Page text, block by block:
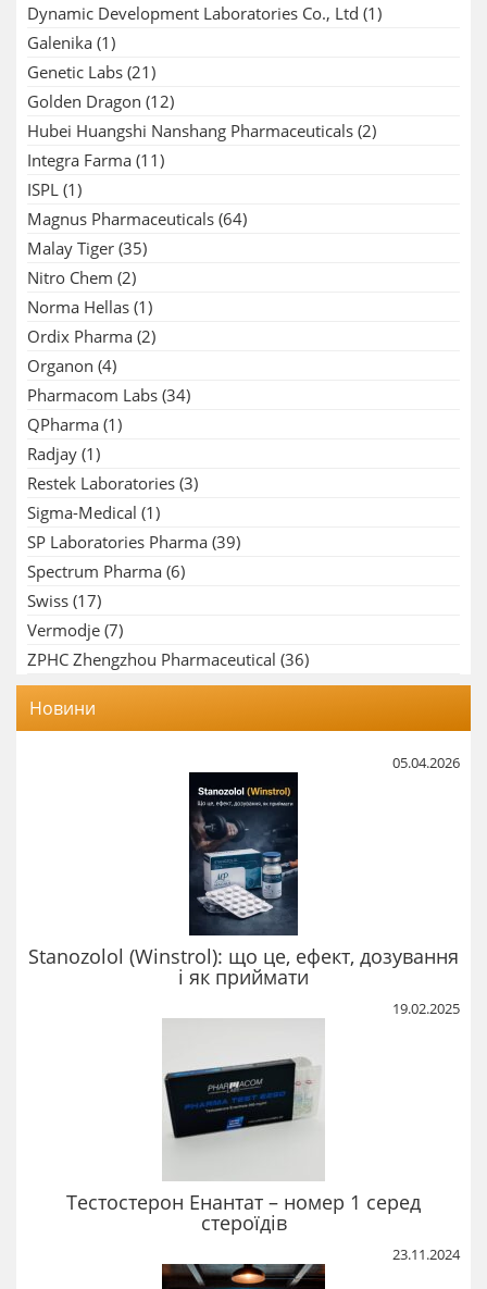
Dynamic Development Laboratories Co., Ltd (1)
Galenika (1)
Genetic Labs (21)
Golden Dragon (12)
Hubei Huangshi Nanshang Pharmaceuticals (2)
Integra Farma (11)
ISPL (1)
Magnus Pharmaceuticals (64)
Malay Tiger (35)
Nitro Chem (2)
Norma Hellas (1)
Ordix Pharma (2)
Organon (4)
Pharmacom Labs (34)
QPharma (1)
Radjay (1)
Restek Laboratories (3)
Sigma-Medical (1)
SP Laboratories Pharma (39)
Spectrum Pharma (6)
Swiss (17)
Vermodje (7)
ZPHC Zhengzhou Pharmaceutical (36)
Новини
05.04.2026
Stanozolol (Winstrol): що це, ефект, дозування
і як приймати
19.02.2025
Тестостерон Енантат – номер 1 серед
стероїдів
23.11.2024